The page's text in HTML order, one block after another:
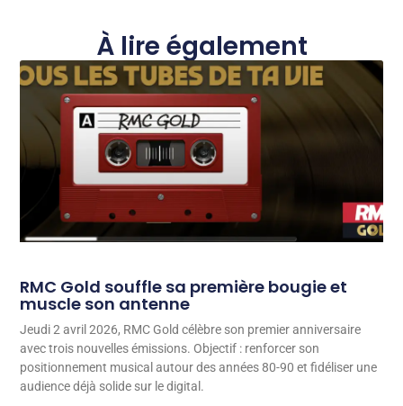
À lire également
RMC Gold souffle sa première bougie et
muscle son antenne
Jeudi 2 avril 2026, RMC Gold célèbre son premier anniversaire
avec trois nouvelles émissions. Objectif : renforcer son
positionnement musical autour des années 80-90 et fidéliser une
audience déjà solide sur le digital.